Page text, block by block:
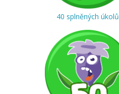
40 splněných úkolů